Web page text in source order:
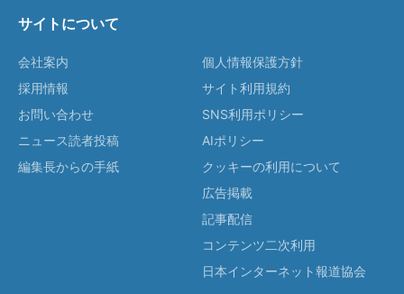
サイトについて
会社案内
採用情報
お問い合わせ
ニュース読者投稿
編集長からの手紙
個人情報保護方針
サイト利用規約
SNS利用ポリシー
AIポリシー
クッキーの利用について
広告掲載
記事配信
コンテンツ二次利用
日本インターネット報道協会